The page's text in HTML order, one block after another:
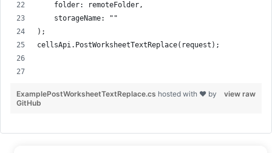
    folder: remoteFolder,
    storageName: ""
);
cellsApi.PostWorksheetTextReplace(request);
view raw
ExamplePostWorksheetTextReplace.cs hosted with ❤ by
GitHub